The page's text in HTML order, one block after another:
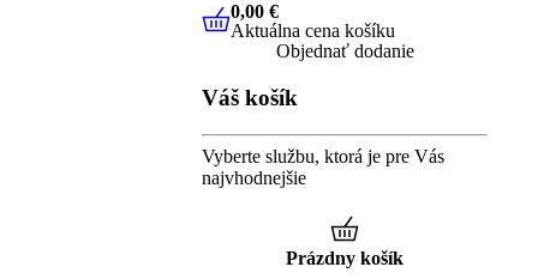
0,00 €Aktuálna cena košíku
0,00 €
Aktuálna cena košíku
Objednať dodanie
Váš košík
Vyberte službu, ktorá je pre Vás
najvhodnejšie
Prázdny košík